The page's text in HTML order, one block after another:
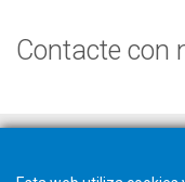
Contacte con